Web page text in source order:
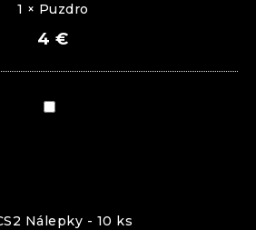
1 × Puzdro
4 €
Nálepky - 10 ks